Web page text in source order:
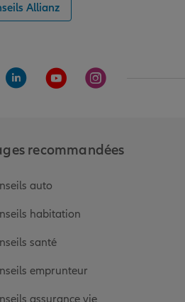
Allianz
Facebook de Allianz
la page Twitter de Allianz
Aller sur la page Linkedin de
Aller sur la page Youtube
Aller sur la page
recommandées
auto
habitation
santé
emprunteur